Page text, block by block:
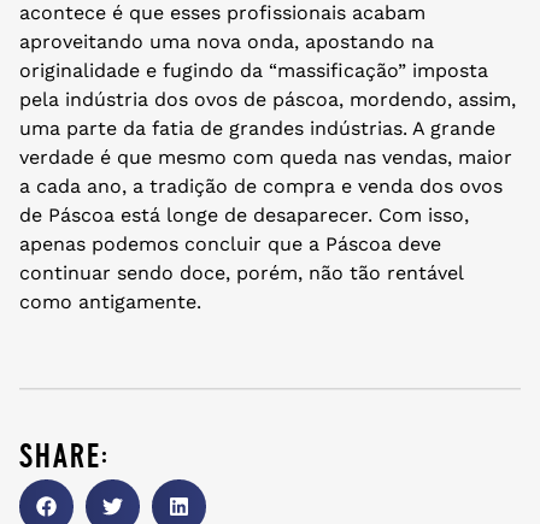
acontece é que esses profissionais acabam
aproveitando uma nova onda, apostando na
originalidade e fugindo da “massificação” imposta
pela indústria dos ovos de páscoa, mordendo, assim,
uma parte da fatia de grandes indústrias. A grande
verdade é que mesmo com queda nas vendas, maior
a cada ano, a tradição de compra e venda dos ovos
de Páscoa está longe de desaparecer. Com isso,
apenas podemos concluir que a Páscoa deve
continuar sendo doce, porém, não tão rentável
como antigamente.
share: